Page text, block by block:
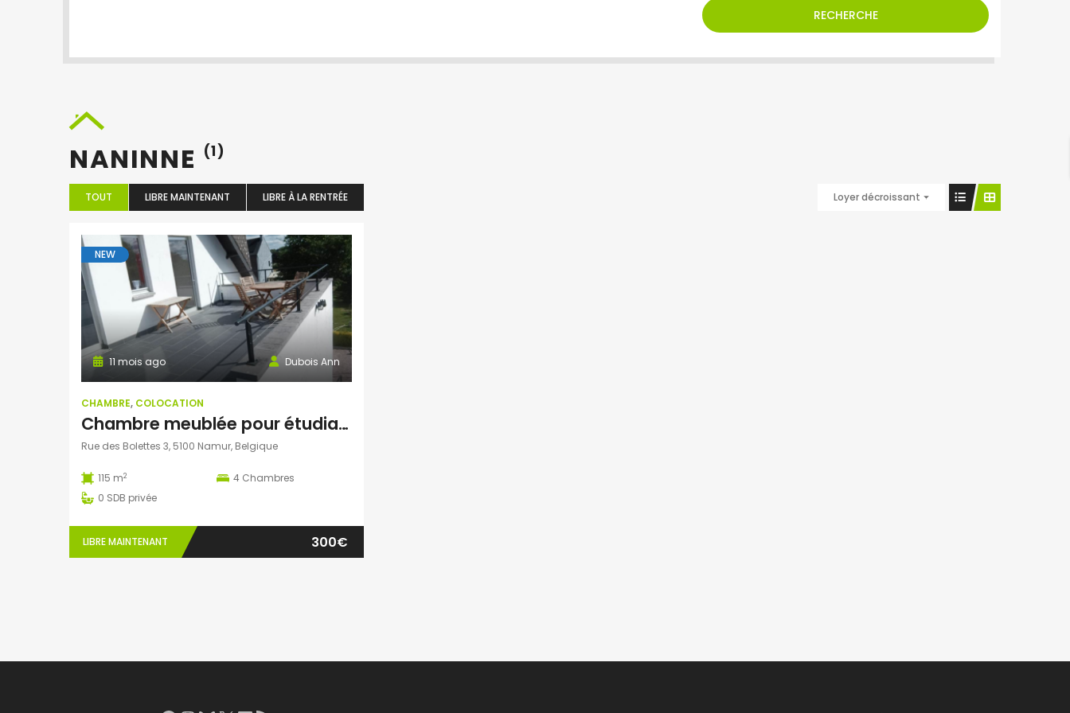
RECHERCHE
NANINNE (1)
TOUT LIBRE MAINTENANT LIBRE À LA RENTRÉE Loyer décroissant
NEW
Dubois Ann
11 mois ago
CHAMBRE, COLOCATION
Chambre meublée pour étudiant dans colocation
Rue des Bolettes 3, 5100 Namur, Belgique
115 m2 4 Chambres
0 SDB privée
LIBRE MAINTENANT 300€